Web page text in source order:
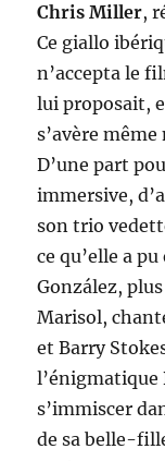
Chris Miller,
Ce giallo
n’accepta le
lui proposait,
s’avère
D’une part
immersive,
son trio
ce qu’elle a
González,
Marisol,
et Barry
l’énigmatique
s’immiscer
de sa belle-